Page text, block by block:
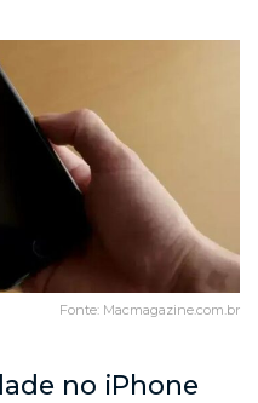
Fonte: Macmagazine.com.br
no iPhone